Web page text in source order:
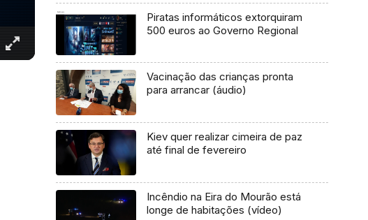
Piratas informáticos extorquiram
500 euros ao Governo Regional
Vacinação das crianças pronta
para arrancar (áudio)
Kiev quer realizar cimeira de paz
até final de fevereiro
Incêndio na Eira do Mourão está
longe de habitações (vídeo)